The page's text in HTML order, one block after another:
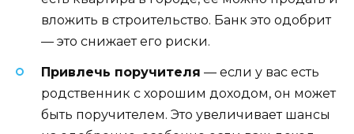
вложить в строительство. Банк это одобрит
— это снижает его риски.
Привлечь поручителя — если у вас есть
родственник с хорошим доходом, он может
быть поручителем. Это увеличивает шансы